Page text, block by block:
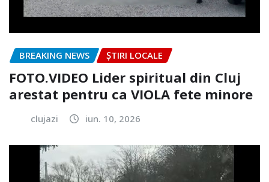
BREAKING NEWS ȘTIRI LOCALE
FOTO.VIDEO Lider spiritual din Cluj
arestat pentru ca VIOLA fete minore
clujazi iun. 10, 2026